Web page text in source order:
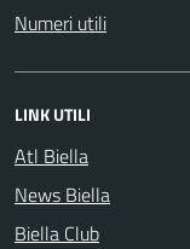
Numeri utili
LINK UTILI
Atl Biella
News Biella
Biella Club